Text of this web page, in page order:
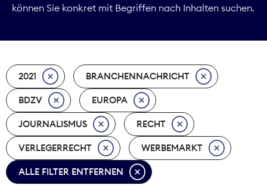
Marktdaten
Nachhaltigkeit
Nachwuchs
Nova Award
Pressefreiheit
können Sie konkret mit Begriffen nach Inhalten suchen.
2021 BRANCHENNACHRICHT
BDZV EUROPA
JOURNALISMUS RECHT
VERLEGERRECHT WERBEMARKT
ALLE FILTER ENTFERNEN